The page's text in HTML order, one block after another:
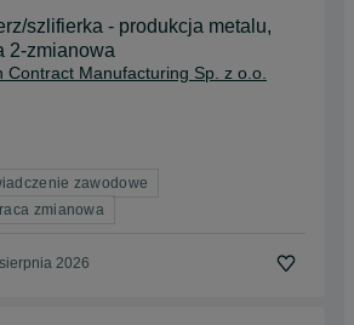
szlifierka - produkcja metalu,
2-zmianowa
Contract Manufacturing Sp. z o.o.
zawodowe
zmianowa
2026